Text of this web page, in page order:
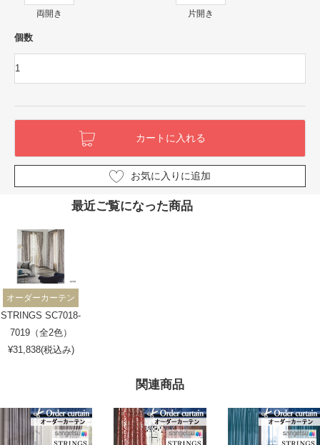
両開き 片開き
個数
お気に入りに追加
関連商品
最近ご覧になった商品
オーダーカーテン
STRINGS SC7018-
7019（全2色）
¥31,838(税込み)